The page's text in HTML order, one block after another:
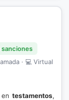
sanciones
· 💻 Virtual
testamentos,